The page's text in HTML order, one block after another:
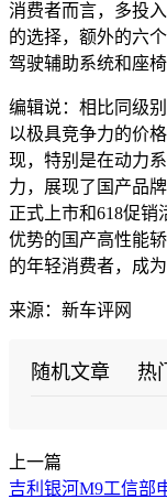
消费者而言，多投
的选择，额外的六
驾驶辅助系统和座
编辑说：相比同级
以极具竞争力的价
现，特别是在动力
力，展现了国产品
正式上市和618促销
优势的国产高性能
的年轻消费者，成
来源：新车评网
随机文章 热
上一篇
吉利银河M9工信部